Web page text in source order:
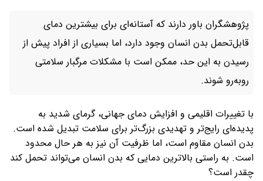
پژوهشگران باور دارند که آستانه‌ای برای بیشترین دمای
قابل‌تحمل بدن انسان وجود دارد، اما بسیاری از افراد پیش از
رسیدن به این حد، ممکن است با مشکلات مرگبار سلامتی
روبه‌رو شوند.
با تغییرات اقلیمی و افزایش دمای جهانی، گرمای شدید به
پدیده‌ای رایج‌تر و تهدیدی بزرگ‌تر برای سلامت تبدیل شده است.
بدن انسان مقاوم است، اما ظرفیت آن نیز به هر حال محدود
است. به راستی بالاترین دمایی که بدن انسان می‌تواند تحمل کند
چقدر است؟